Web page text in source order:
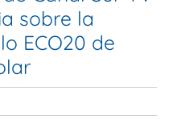
sobre la
ECO20 de